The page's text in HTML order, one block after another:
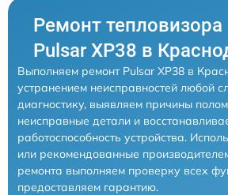
Ремонт тепловизора
Pulsar XP38 в
Выполняем ремонт Pulsar XP38 в
устранением неисправностей любой
диагностику, выявляем причины
неисправные детали и
работоспособность устройства.
или рекомендованные
ремонта выполняем проверку всех
предоставляем гарантию.